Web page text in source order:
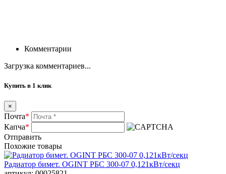
Комментарии
Загрузка комментариев...
Купить в 1 клик
×
Почта*
Капча*
Отправить
Похожие товары
Радиатор бимет. OGINT РБС 300-07 0,121кВт/секц